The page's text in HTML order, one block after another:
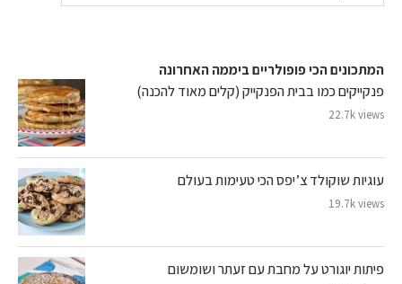
המתכונים הכי פופולריים ביממה האחרונה
פנקייקים כמו בבית הפנקייק (קלים מאוד להכנה)
22.7k views
עוגיות שוקולד צ’יפס הכי טעימות בעולם
19.7k views
פיתות יוגורט על מחבת עם זעתר ושומשום